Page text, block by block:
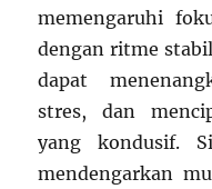
memengaruhi
dengan ritme
dapat
stres, dan
yang kondusif.
mendengarkan